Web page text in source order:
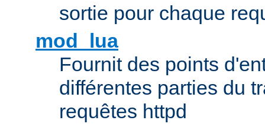
sortie pour chaque
mod_lua
Fournit des points
différentes parties du
requêtes httpd